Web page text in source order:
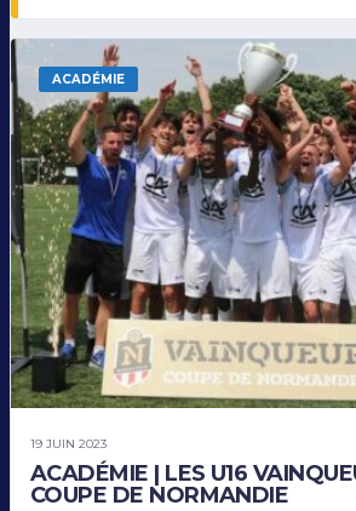
ACADÉMIE
19 JUIN 2023
ACADÉMIE | LES U16
COUPE DE NORMANDIE